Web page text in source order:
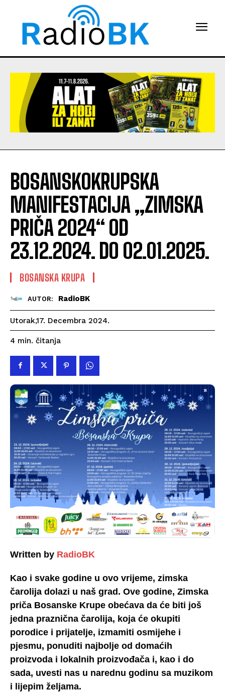
BOSANSKOKRUPSKA
MANIFESTACIJA „ZIMSKA
PRIČA 2024“ OD
23.12.2024. DO 02.01.2025.
BOSANSKA KRUPA
AUTOR: RadioBK
Utorak,17. Decembra 2024.
4 min. čitanja
Written by RadioBK
Kao i svake godine u ovo vrijeme, zimska
čarolija dolazi u naš grad. Ove godine, Zimska
priča Bosanske Krupe obećava da će biti još
jedna praznična čarolija, koja će okupiti
porodice i prijatelje, izmamiti osmijehe i
pjesmu, ponuditi najbolje od domaćih
proizvoda i lokalnih proizvođača i, kao i do
sada, uvesti nas u narednu godinu sa muzikom
i lijepim željama.